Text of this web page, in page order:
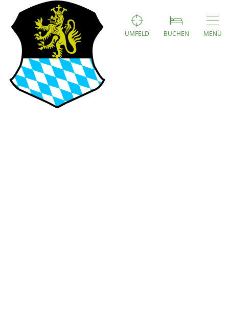
UMFELD BUCHEN MENÜ